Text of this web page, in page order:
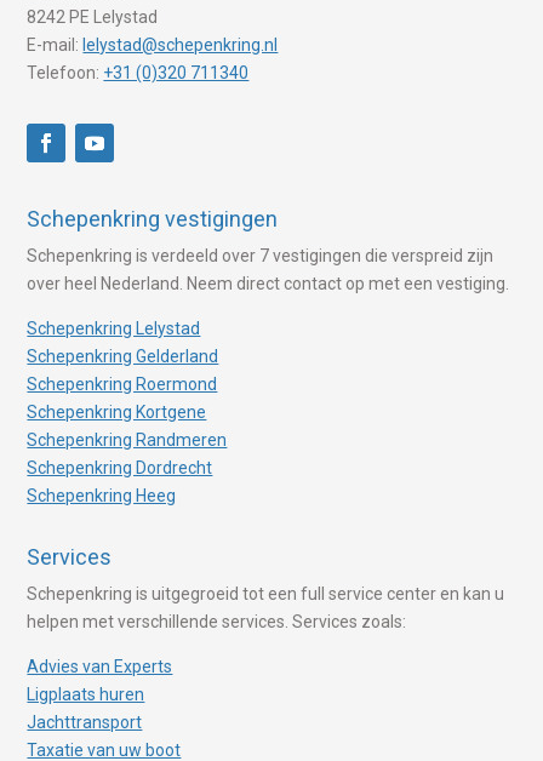
8242 PE Lelystad
E-mail: lelystad@schepenkring.nl
Telefoon: +31 (0)320 711340
Schepenkring vestigingen
Schepenkring is verdeeld over 7 vestigingen die verspreid zijn
over heel Nederland. Neem direct contact op met een vestiging.
Schepenkring Lelystad
Schepenkring Gelderland
Schepenkring Roermond
Schepenkring Kortgene
Schepenkring Randmeren
Schepenkring Dordrecht
Schepenkring Heeg
Services
Schepenkring is uitgegroeid tot een full service center en kan u
helpen met verschillende services. Services zoals:
Advies van Experts
Ligplaats huren
Jachttransport
Taxatie van uw boot